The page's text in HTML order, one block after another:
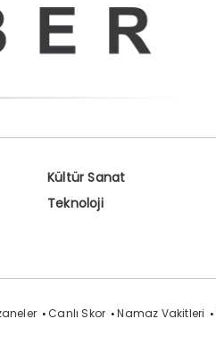
Kültür Sanat
Teknoloji
Canlı Skor Namaz Vakitleri